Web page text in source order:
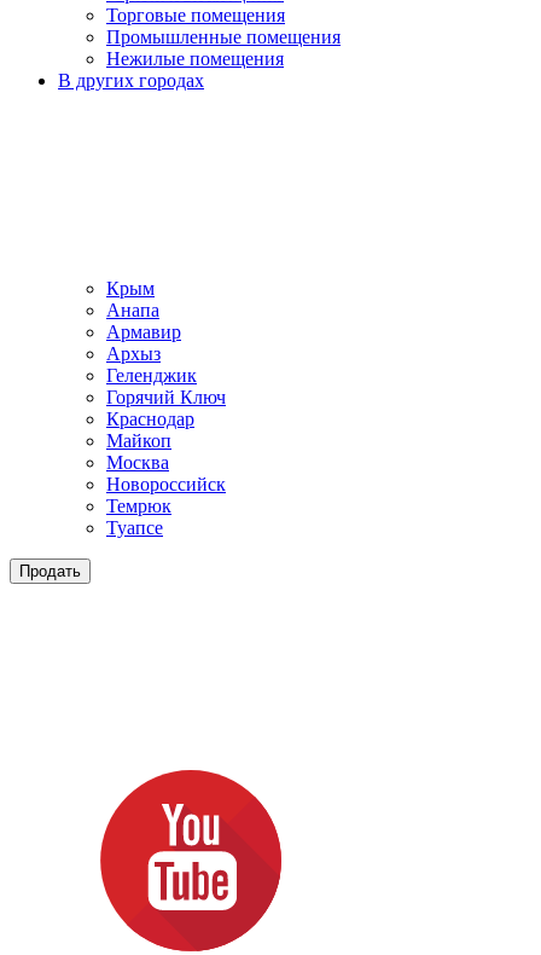
Торговые помещения
Промышленные помещения
Нежилые помещения
В других городах
Крым
Анапа
Армавир
Архыз
Геленджик
Горячий Ключ
Краснодар
Майкоп
Москва
Новороссийск
Темрюк
Туапсе
Продать